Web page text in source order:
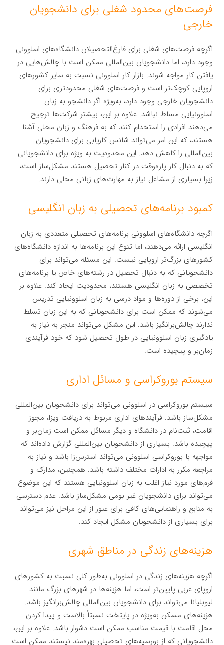
فرصت‌های محدود شغلی برای دانشجویان
خارجی
اگرچه فرصت‌های شغلی برای فارغ‌التحصیلان دانشگاه‌های اسلوونی
وجود دارد، اما دانشجویان بین‌المللی ممکن است با چالش‌هایی در
یافتن کار مواجه شوند. بازار کار اسلوونی نسبت به سایر کشورهای
اروپایی کوچک‌تر است و فرصت‌های شغلی محدودتری برای
دانشجویان خارجی وجود دارد، به‌ویژه اگر دانشجو به زبان
اسلوونیایی مسلط نباشد. علاوه بر این، بیشتر شرکت‌ها ترجیح
می‌دهند افرادی را استخدام کنند که به فرهنگ و زبان محلی آشنا
هستند، که این امر می‌تواند شانس کاریابی برای دانشجویان
بین‌المللی را کاهش دهد. این محدودیت به ویژه برای دانشجویانی
که به دنبال کار پاره‌وقت در کنار تحصیل هستند مشکل‌ساز است،
زیرا بسیاری از مشاغل نیاز به مهارت‌های زبانی محلی دارند.
کمبود برنامه‌های تحصیلی به زبان انگلیسی
اگرچه دانشگاه‌های اسلوونی برنامه‌های تحصیلی متعددی به زبان
انگلیسی ارائه می‌دهند، اما تنوع این برنامه‌ها به اندازه دانشگاه‌های
کشورهای بزرگ‌تر اروپایی نیست. این مسئله می‌تواند برای
دانشجویانی که به دنبال تحصیل در رشته‌های خاص یا برنامه‌های
تخصصی به زبان انگلیسی هستند، محدودیت ایجاد کند. علاوه بر
این، برخی از دوره‌ها و مواد درسی به زبان اسلوونیایی تدریس
می‌شوند که ممکن است برای دانشجویانی که به این زبان تسلط
ندارند چالش‌برانگیز باشد. این مشکل می‌تواند منجر به نیاز به
یادگیری زبان اسلوونیایی در طول تحصیل شود که خود فرآیندی
زمان‌بر و پیچیده است.
سیستم بوروکراسی و مسائل اداری
سیستم بوروکراسی در اسلوونی می‌تواند برای دانشجویان بین‌المللی
مشکل‌ساز باشد. فرآیندهای اداری مربوط به دریافت ویزا، مجوز
اقامت، ثبت‌نام در دانشگاه و دیگر مسائل ممکن است زمان‌بر و
پیچیده باشد. بسیاری از دانشجویان بین‌المللی گزارش داده‌اند که
مواجهه با بوروکراسی اسلوونی می‌تواند استرس‌زا باشد و نیاز به
مراجعه مکرر به ادارات مختلف داشته باشد. همچنین، مدارک و
فرم‌های مورد نیاز اغلب به زبان اسلوونیایی هستند که این موضوع
می‌تواند برای دانشجویان غیر بومی مشکل‌ساز باشد. عدم دسترسی
به منابع و راهنمایی‌های کافی برای عبور از این مراحل نیز می‌تواند
برای بسیاری از دانشجویان مشکل ایجاد کند.
هزینه‌های زندگی در مناطق شهری
اگرچه هزینه‌های زندگی در اسلوونی به‌طور کلی نسبت به کشورهای
اروپای غربی پایین‌تر است، اما هزینه‌ها در شهرهای بزرگ مانند
لیوبلیانا می‌تواند برای دانشجویان بین‌المللی چالش‌برانگیز باشد.
هزینه‌های مسکن به‌ویژه در پایتخت نسبتاً بالاست و پیدا کردن
محل اقامت با قیمت مناسب ممکن است دشوار باشد. علاوه بر این،
دانشجویانی که از بورسیه‌های تحصیلی بهره‌مند نیستند ممکن است